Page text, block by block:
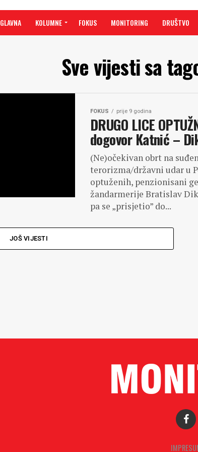
GLAVNA KOLUMNE FOKUS MONITORING DRUŠTVO
Sve vijesti sa
FOKUS prije 9 godina
DRUGO LICE
dogovor Katnić –
(Ne)očekivan obrt na
terorizma/državni udar u
optuženih, penzionisani
žandarmerije Bratislav
pa se „prisjetio” do...
JOŠ VIJESTI